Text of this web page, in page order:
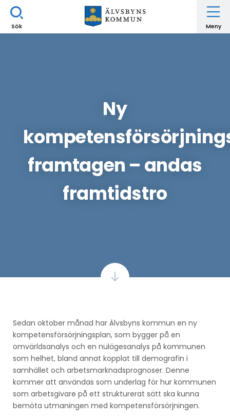
Sök Meny
Ny
framtagen – andas
framtidstro
Sedan oktober månad har Älvsbyns kommun en ny
kompetensförsörjningsplan, som bygger på en
omvärldsanalys och en nulägesanalys på kommunen
som helhet, bland annat kopplat till demografin i
samhället och arbetsmarknadsprognoser. Denne
kommer att användas som underlag för hur kommunen
som arbetsgivare på ett strukturerat sätt ska kunna
bemöta utmaningen med kompetensförsörjningen.